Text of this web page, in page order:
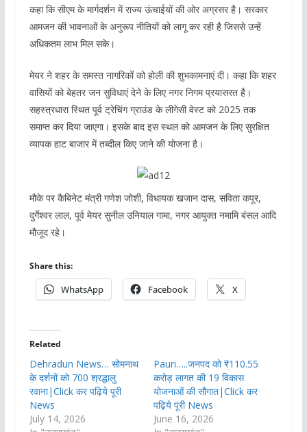
कहा कि सीएम के मार्गदर्शन में राज्य ऊंचाईयों की ओर अग्रसर है। सरकार
आमजन की भावनाओं के अनुरूप नीतियों को लागू कर रही है जिससे उन्हें
अधिकतम लाभ मिल सके।
मेयर ने शहर के समस्त नागरिकों को होली की शुभकामनाएं दी। कहा कि शहर
वासियों को बेहतर जन सुविधाएं देने के लिए नगर निगम प्रयासरत है।
सहस्त्रधारा स्थित पूर्व ट्रेचिंग ग्राउंड के लीगेसी वेस्ट को 2025 तक
समाप्त कर दिया जाएगा। इसके बाद इस स्थल को आमजन के लिए सुरक्षित
व्यापक हाट बाजार में तब्दील किए जाने की योजना है।
मौके पर कैबिनेट मंत्री गणेश जोशी, विधायक खजान दास, सविता कपूर,
दुर्गेश्वर लाल, पूर्व मेयर सुनील उनियाल गामा, नगर आयुक्त नमामि बंसल आदि
मौजूद रहे।
Share this:
WhatsApp Facebook X
Related
Dehradun News… सोमनाथ
के दर्शनों को 700 श्रद्धालु
रवाना|Click कर पढ़िये पूरी
News
July 14, 2026
Pauri…..जनपद को ₹110.55
करोड़ लागत की 19 विकास
योजनाओं की सौगात|Click कर
पढ़िये पूरी News
June 16, 2026